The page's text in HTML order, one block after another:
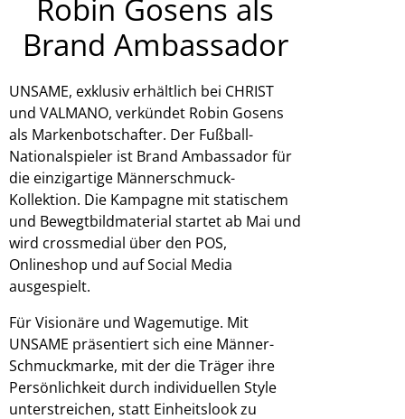
Robin Gosens als
Brand Ambassador
UNSAME, exklusiv erhältlich bei CHRIST
und VALMANO, verkündet Robin Gosens
als Markenbotschafter. Der Fußball-
Nationalspieler ist Brand Ambassador für
die einzigartige Männerschmuck-
Kollektion. Die Kampagne mit statischem
und Bewegtbildmaterial startet ab Mai und
wird crossmedial über den POS,
Onlineshop und auf Social Media
ausgespielt.
Für Visionäre und Wagemutige. Mit
UNSAME präsentiert sich eine Männer-
Schmuckmarke, mit der die Träger ihre
Persönlichkeit durch individuellen Style
unterstreichen, statt Einheitslook zu